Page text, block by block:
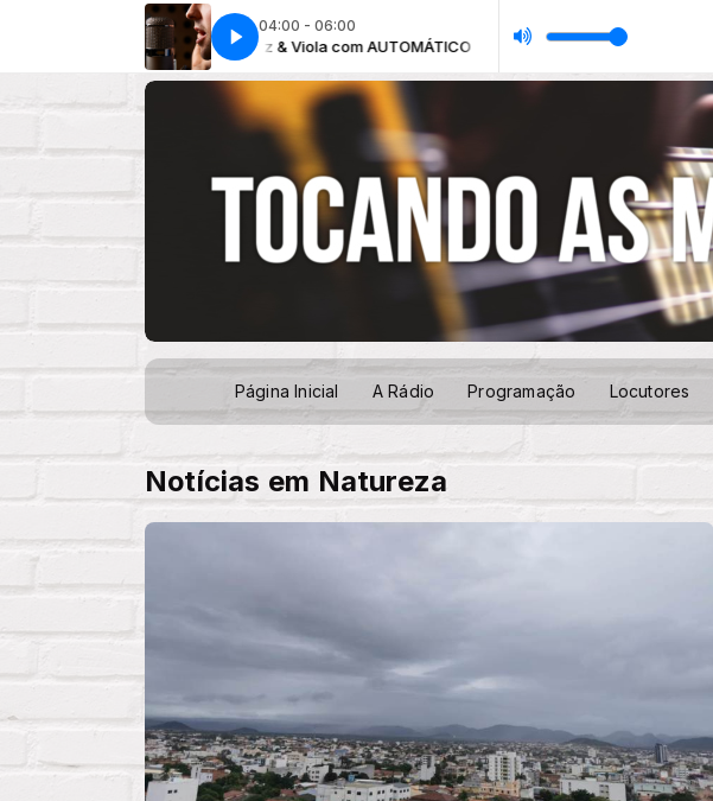
04:00 - 06:00
Raiz & Viola com AUTOMÁTICORaiz & Viola com AUTOMÁTICO
Página Inicial A Rádio Programação Locutores
Notícias em Natureza